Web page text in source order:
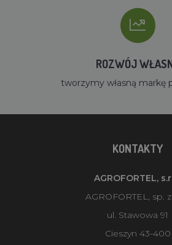
ROZWÓJ
tworzymy własną markę
KONTAKTY
AGROFORTEL,
AGROFORTEL, sp.
ul. Stawowa 91
Cieszyn 43-400